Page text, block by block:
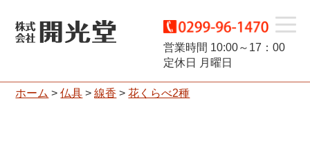
営業時間 10:00～17：00
定休日 月曜日
t
ホーム >仏具 >線香 >花くらべ2種